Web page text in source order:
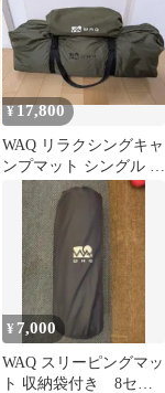
¥17,800
WAQ リラクシングキャ
ンプマット シングル オ
リーブカーキ カバー ピ
ロー付
¥ 7,000
WAQ スリーピングマッ
ト 収納袋付き 8セン